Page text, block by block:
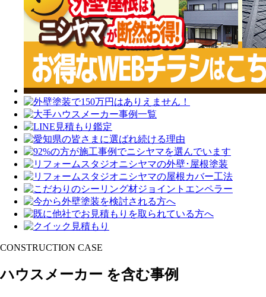
CONSTRUCTION CASE
ハウスメーカー を含む事例